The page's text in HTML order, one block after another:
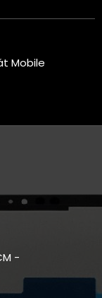
Mobile
-